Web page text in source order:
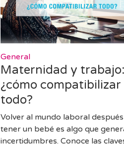
General
Maternidad y trabajo:
¿cómo compatibilizar
todo?
Volver al mundo laboral
tener un bebé es algo que
incertidumbres. Conoce las